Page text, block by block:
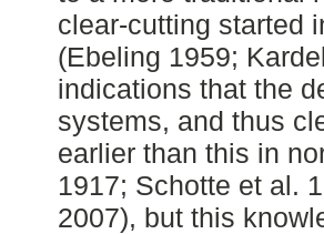
clear-cutting started
(Ebeling 1959;
indications that the
systems, and thus
earlier than this in
1917; Schotte et al.
2007), but this